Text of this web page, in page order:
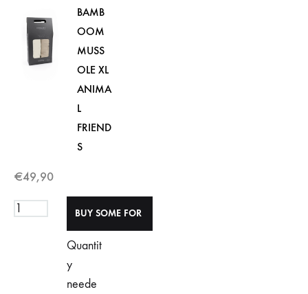
BAMB
OOM
MUSS
OLE XL
ANIMA
L
FRIEND
S
€49,90
Quantit
y
neede